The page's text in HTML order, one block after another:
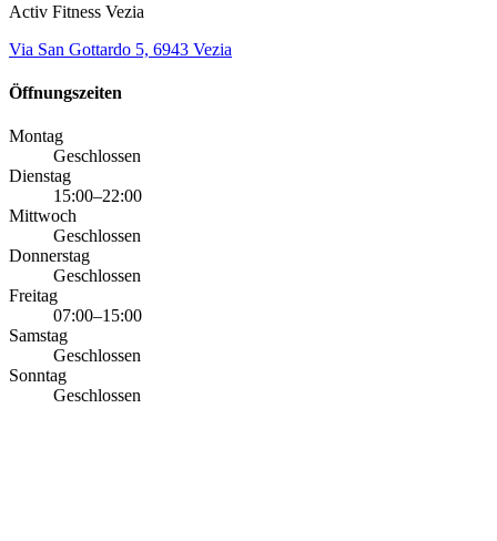
Activ Fitness Vezia
Via San Gottardo 5, 6943 Vezia
Öffnungszeiten
Montag
Geschlossen
Dienstag
15:00–22:00
Mittwoch
Geschlossen
Donnerstag
Geschlossen
Freitag
07:00–15:00
Samstag
Geschlossen
Sonntag
Geschlossen